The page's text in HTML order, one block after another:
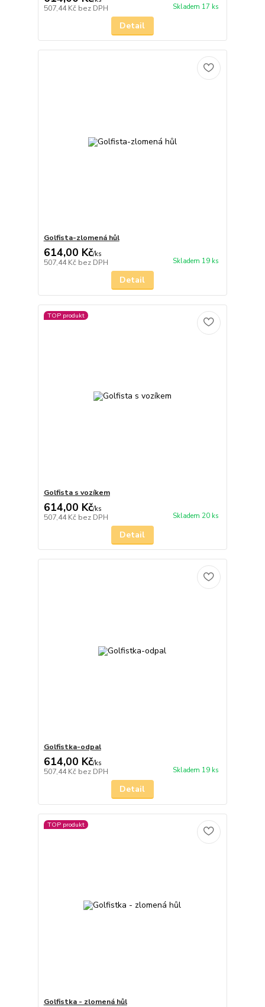
507,44 Kč bez DPH Skladem 17 ks
Detail
Golfista-zlomená hůl
614,00 Kč/ks
507,44 Kč bez DPH Skladem 19 ks
Detail
TOP produkt
Golfista s vozíkem
614,00 Kč/ks
507,44 Kč bez DPH Skladem 20 ks
Detail
Golfistka-odpal
614,00 Kč/ks
507,44 Kč bez DPH Skladem 19 ks
Detail
TOP produkt
Golfistka - zlomená hůl